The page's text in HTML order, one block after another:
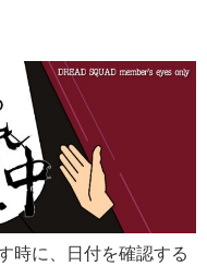
時に、日付を確認する